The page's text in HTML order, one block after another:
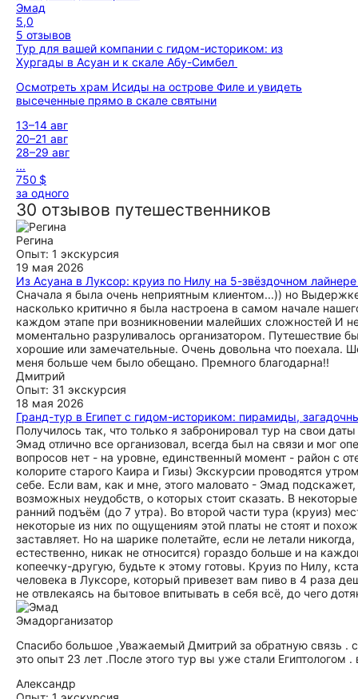
Эмад
5,0
5 отзывов
Тур для вашей компании с гидом-историком: из
Хургады в Асуан и к скале Абу-Симбел
Осмотреть храм Исиды на острове Филе и увидеть
высеченные прямо в скале святыни
13–14 авг
20–21 авг
28–29 авг
...
750 $
за одного
30 отзывов путешественников
Регина
Опыт: 1 экскурсия
19 мая 2026
Из Асуана в Луксор: круиз по Нилу на 5-звёздочном
Сначала я была очень неприятным клиентом...)) но
насколько критично я была настроена в самом начале
каждом этапе при возникновении малейших сложностей И
моментально разруливалось организатором. Путешествие
хорошие или замечательные. Очень довольна что
меня больше чем было обещано. Премного благодарна!!
Дмитрий
Опыт: 31 экскурсия
18 мая 2026
Гранд-тур в Египет с гидом-историком: пирамиды,
Получилось так, что только я забронировал тур на свои
Эмад отлично все организовал, всегда был на связи и мог
вопросов нет - на уровне, единственный момент - район с
колорите старого Каира и Гизы) Экскурсии проводятся
себе. Если вам, как и мне, этого маловато - Эмад
возможных неудобств, о которых стоит сказать. В
ранний подъём (до 7 утра). Во второй части тура (круиз)
некоторые из них по ощущениям этой платы не стоят и
заставляет. Но на шарике полетайте, если не летали
естественно, никак не относится) гораздо больше и на
копеечку-другую, будьте к этому готовы. Круиз по Нилу,
человека в Луксоре, который привезет вам пиво в 4 раза
не отвлекаясь на бытовое впитывать в себя всё, до чего
Эмадорганизатор
Спасибо большое ,Уважаемый Дмитрий за обратную связь .
это опыт 23 лет .После этого тур вы уже стали
Александр